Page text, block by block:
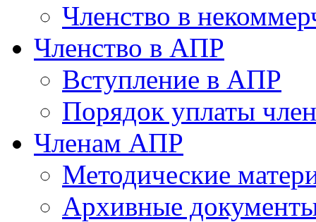
Членство в
Членство в АПР
Вступление в АПР
Порядок уплаты
Членам АПР
Методические
Архивные